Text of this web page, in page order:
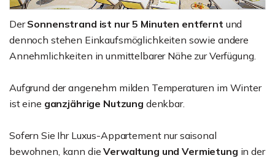
DerSonnenstrand ist nur 5 Minuten entfernt und
dennoch stehen Einkaufsmöglichkeiten sowie andere
Annehmlichkeiten in unmittelbarer Nähe zur Verfügung.
Aufgrund der angenehm milden Temperaturen im Winter
ist eine ganzjährige Nutzung denkbar.
Sofern Sie Ihr Luxus-Appartement nur saisonal
bewohnen, kann dieVerwaltung und Vermietung in der